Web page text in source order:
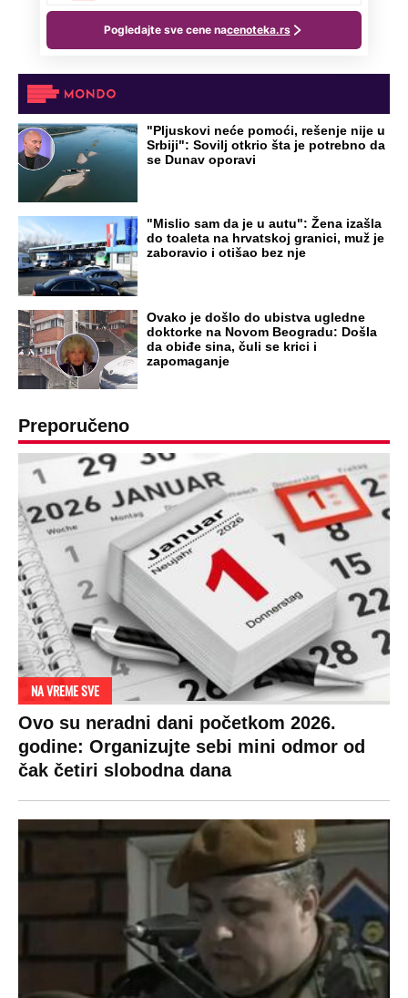
OD NAVODNOG HEROJA DO BRUTALNOG UBICE
GENERAL IVAN STRELJAO SRBE, A
HRVATI GA SLAVILI KAO HEROJA KNINA:
Par godina kasnije išao od kuće do kuće i
UBIJAO!
DRAMA ZBOG LJUBAVNE PRIČE
Zbog svadbe trudne Srpkinje i Albanca
proradio nacionalizam! Popljuvali ih samo
tako: "Ti si svoje srpsko izdala"
RAJ!
Žene u Srbiji su poludele za njima,
ogledaju se, bacaju pare: Ovde bunde
koštaju 100 evra, a neke i 2.000 dinara!